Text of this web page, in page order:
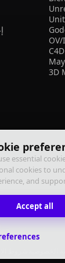
essential
cookies to
and
Accept all
C4D
3D